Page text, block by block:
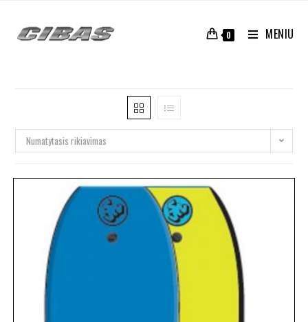
0 MENIU
Numatytasis rikiavimas